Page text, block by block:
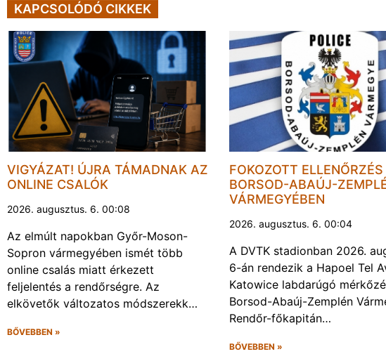
KAPCSOLÓDÓ CIKKEK
VIGYÁZAT! ÚJRA TÁMADNAK AZ
ONLINE CSALÓK
2026. augusztus. 6. 00:08
Az elmúlt napokban Győr-Moson-
Sopron vármegyében ismét több
online csalás miatt érkezett
feljelentés a rendőrségre. Az
elkövetők változatos módszerekk…
BŐVEBBEN »
FOKOZOTT ELLENŐRZÉS
BORSOD-ABAÚJ-
VÁRMEGYÉBEN
2026. augusztus. 6. 00:04
A DVTK stadionban 2026.
6-án rendezik a Hapoel Tel
Katowice labdarúgó
Borsod-Abaúj-Zemplén
Rendőr-főkapitán…
BŐVEBBEN »